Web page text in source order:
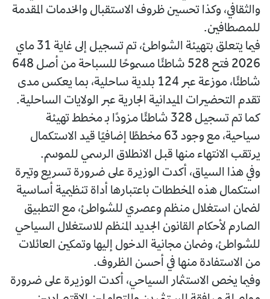
والثقافي، وكذا تحسين ظروف الاستقبال والخدمات المقدمة
للمصطافين.
فيما يتعلق بتهيئة الشواطئ، تم تسجيل إلى غاية 31 ماي
2026 فتح 528 شاطئًا مسموحًا للسباحة من أصل 648
شاطئًا، موزعة عبر 124 بلدية ساحلية، بما يعكس مدى
تقدم التحضيرات الميدانية الجارية عبر الولايات الساحلية.
كما تم تسجيل 328 شاطئًا مزودًا بـ مخطط تهيئة
سياحية، مع وجود 63 مخططًا إضافيًا قيد الاستكمال
يرتقب الانتهاء منها قبل الانطلاق الرسمي للموسم.
وفي هذا السياق، أكدت الوزيرة على ضرورة تسريع وتيرة
استكمال هذه المخططات باعتبارها أداة تنظيمية أساسية
لضمان استغلال منظم وعصري للشواطئ، مع التطبيق
الصارم لأحكام القانون الجديد المنظم للاستغلال السياحي
للشواطئ، وضمان مجانية الدخول إليها وتمكين العائلات
من الاستفادة منها في أحسن الظروف.
وفيما يخص الاستثمار السياحي، أكدت الوزيرة على ضرورة